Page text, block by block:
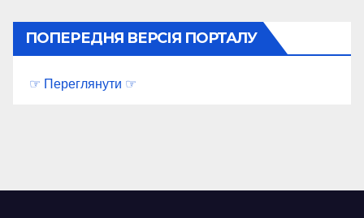
ПОПЕРЕДНЯ ВЕРСІЯ ПОРТАЛУ
☞ Переглянути ☞